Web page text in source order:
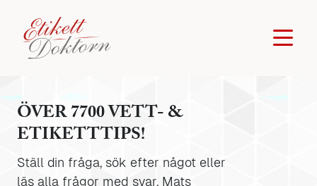
ÖVER 7700 VETT- &
ETIKETTTIPS!
Ställ din fråga, sök efter något eller
läs alla frågor med svar. Mats